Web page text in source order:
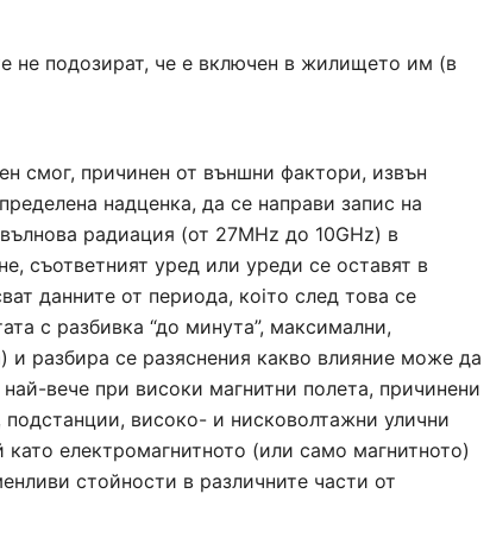
на силата на променливотоковите магнитни
да се сведат до подобни или по-добри стойности във
ви по време на сън:
случаи е постижимо с относително малки промени в
краен случаи – с умерено голяма инвестиция в защитни
не подозират, че е включен в жилището им (в
смог, причинен от външни фактори, извън
надценка, да се направи запис на
радиация (от 27MHz до 10GHz) в
съответният уред или уреди се оставят в
данните от периода, коiто след това се
с разбивка “до минута”, максимални,
и разбира се разяснения какво влияние може да
вече при високи магнитни полета, причинени
високо- и нисковолтажни улични
електромагнитното (или само магнитното)
стойности в различните части от